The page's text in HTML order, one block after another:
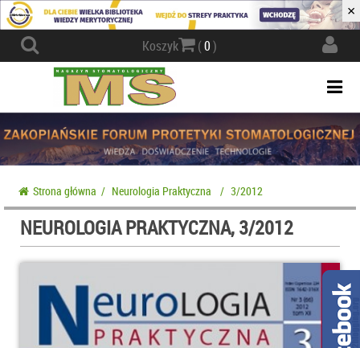
×
Koszyk (0)
Strona główna / Neurologia Praktyczna / 3/2012
NEUROLOGIA PRAKTYCZNA, 3/2012